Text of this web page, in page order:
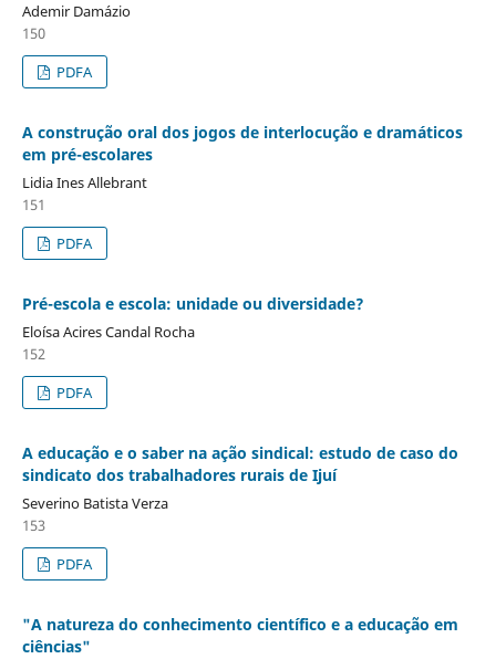
Ademir Damázio
150
PDFA
A construção oral dos jogos de interlocução e dramáticos
em pré-escolares
Lidia Ines Allebrant
151
PDFA
Pré-escola e escola: unidade ou diversidade?
Eloísa Acires Candal Rocha
152
PDFA
A educação e o saber na ação sindical: estudo de caso do
sindicato dos trabalhadores rurais de Ijuí
Severino Batista Verza
153
PDFA
"A natureza do conhecimento científico e a educação em
ciências"